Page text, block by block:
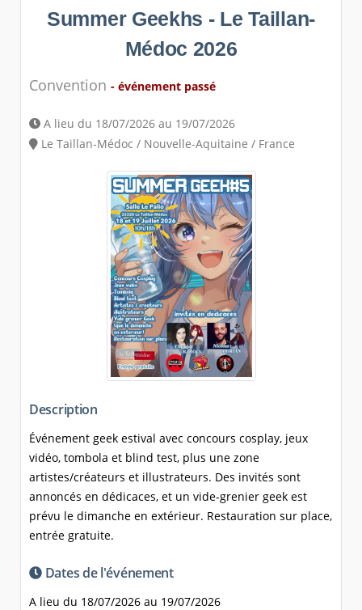
Summer Geekhs - Le Taillan-
Médoc 2026
Convention - événement passé
A lieu du 18/07/2026 au 19/07/2026
Le Taillan-Médoc / Nouvelle-Aquitaine / France
Description
Événement geek estival avec concours cosplay, jeux
vidéo, tombola et blind test, plus une zone
artistes/créateurs et illustrateurs. Des invités sont
annoncés en dédicaces, et un vide-grenier geek est
prévu le dimanche en extérieur. Restauration sur place,
entrée gratuite.
Dates de l'événement
A lieu du 18/07/2026 au 19/07/2026